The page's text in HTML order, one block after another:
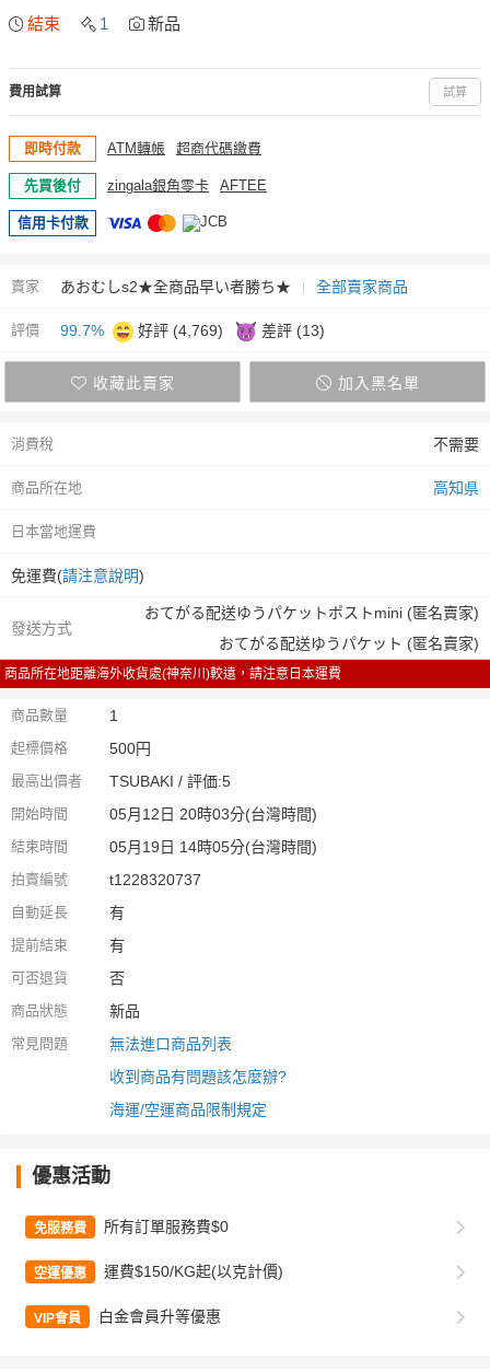
結束 1 新品
費用試算 試算
即時付款 ATM轉帳 超商代碼繳費
先買後付 zingala銀角零卡 AFTEE
信用卡付款
賣家 あおむしs2★全商品早い者勝ち★ 全部賣家商品
評價 99.7% 好評 (4,769) 差評 (13)
收藏此賣家 加入黑名單
消費稅 不需要
商品所在地 高知県
日本當地運費
免運費(請注意說明)
發送方式
おてがる配送ゆうパケットポストmini (匿名賣家)
おてがる配送ゆうパケット (匿名賣家)
商品所在地距離海外收貨處(神奈川)較遠，請注意日本運費
商品數量 1
起標價格 500円
最高出價者 TSUBAKI / 評価:5
開始時間 05月12日 20時03分(台灣時間)
結束時間 05月19日 14時05分(台灣時間)
拍賣編號 t1228320737
自動延長 有
提前結束 有
可否退貨 否
商品狀態 新品
常見問題
無法進口商品列表
收到商品有問題該怎麼辦?
海運/空運商品限制規定
優惠活動
免服務費 所有訂單服務費$0
空運優惠 運費$150/KG起(以克計價)
VIP會員 白金會員升等優惠